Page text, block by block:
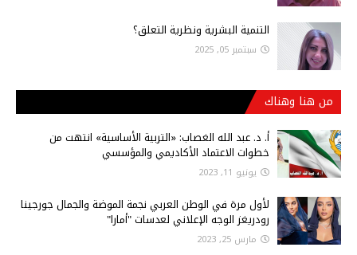
التنمية البشرية ونظرية التعلق؟
سبتمبر 05, 2025
من هنا وهناك
أ‌. د. عبد الله الغصاب: «التربية الأساسية» انتهت من
خطوات الاعتماد الأكاديمي والمؤسسي
يونيو 11, 2023
لأول مرة في الوطن العربي نجمة الموضة والجمال جورجينا
رودريغز الوجه الإعلاني لعدسات "أمارا"
مارس 25, 2023